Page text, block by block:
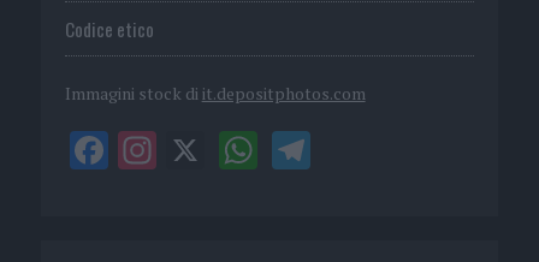
Codice etico
Immagini stock di it.depositphotos.com